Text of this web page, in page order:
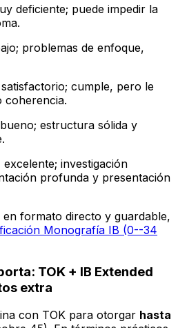
deficiente; puede impedir la
problemas de enfoque,
satisfactorio; cumple, pero le
coherencia.
bueno; estructura sólida y
excelente; investigación
profunda y presentación
en formato directo y guardable,
Monografía IB (0--34
TOK + IB Extended
extra
con TOK para otorgar hasta